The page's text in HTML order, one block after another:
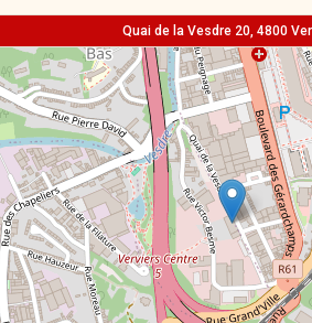
Quai de la Vesdre 20, 4800